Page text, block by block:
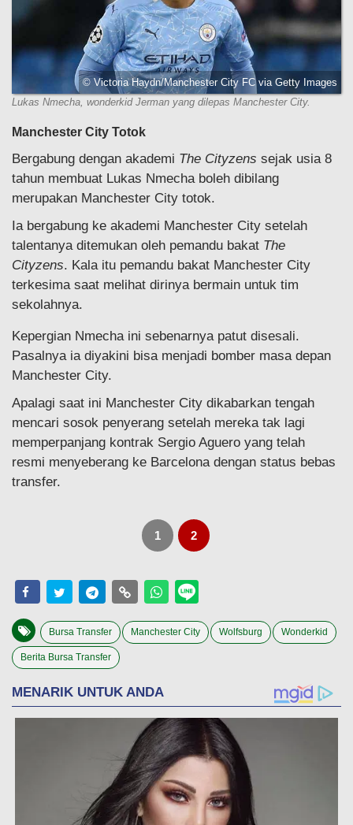
© Victoria Haydn/Manchester City FC via Getty Images
Lukas Nmecha, wonderkid Jerman yang dilepas Manchester City.
Manchester City Totok
Bergabung dengan akademi The Cityzens sejak usia 8
tahun membuat Lukas Nmecha boleh dibilang
merupakan Manchester City totok.
Ia bergabung ke akademi Manchester City setelah
talentanya ditemukan oleh pemandu bakat The
Cityzens. Kala itu pemandu bakat Manchester City
terkesima saat melihat dirinya bermain untuk tim
sekolahnya.
Kepergian Nmecha ini sebenarnya patut disesali.
Pasalnya ia diyakini bisa menjadi bomber masa depan
Manchester City.
Apalagi saat ini Manchester City dikabarkan tengah
mencari sosok penyerang setelah mereka tak lagi
memperpanjang kontrak Sergio Aguero yang telah
resmi menyeberang ke Barcelona dengan status bebas
transfer.
1 2
Bursa Transfer Manchester City Wolfsburg Wonderkid
Berita Bursa Transfer